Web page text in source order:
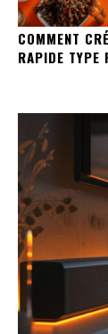
COMMENT
RAPIDE TYPE